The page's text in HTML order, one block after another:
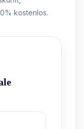
kostenlos.